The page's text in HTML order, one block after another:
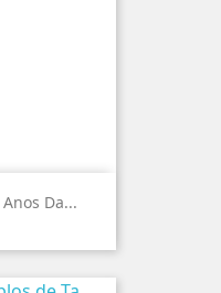
Da...